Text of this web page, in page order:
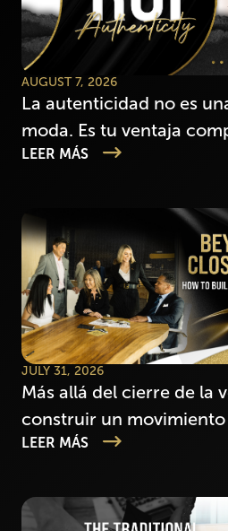
AUGUST 7, 2026
La autenticidad no es
moda. Es tu ventaja
LEER MÁS
JULY 31, 2026
Más allá del cierre de la
construir un
LEER MÁS